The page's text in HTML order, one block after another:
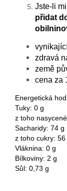
Jste-li
přidat
zdravá
země
cena za
Energetická
Tuky: 0 g
z toho
Sacharidy: 74 g
z toho cukry: 56
Vláknina: 0 g
Bílkoviny: 2 g
Sůl: 0,73 g